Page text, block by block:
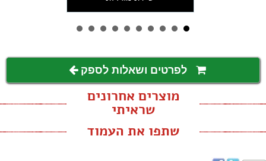
לפרטים ושאלות לספק
מוצרים אחרונים
שראיתי
שתפו את העמוד